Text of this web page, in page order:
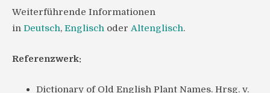
Weiterführende Informationen
in Deutsch, Englisch oder Altenglisch.
Referenzwerk:
Dictionary of Old English Plant Names. Hrsg. v.